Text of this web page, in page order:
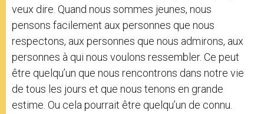
veux dire. Quand nous sommes jeunes, nous
pensons facilement aux personnes que nous
respectons, aux personnes que nous admirons, aux
personnes à qui nous voulons ressembler. Ce peut
être quelqu’un que nous rencontrons dans notre vie
de tous les jours et que nous tenons en grande
estime. Ou cela pourrait être quelqu’un de connu.